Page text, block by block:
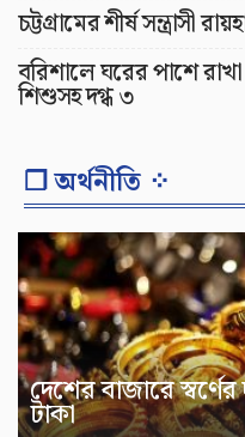
চট্টগ্রামের শীর্ষ সন্ত্রাসী
বরিশালে ঘরের পাশে
শিশুসহ দগ্ধ ৩
❐ অর্থনীতি ⁘
দেশের বাজারে
টাকা